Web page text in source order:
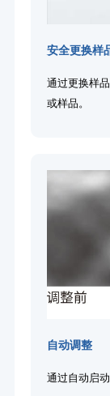
安全更换样
通过更换样
或样品。
自动调整
通过自动启